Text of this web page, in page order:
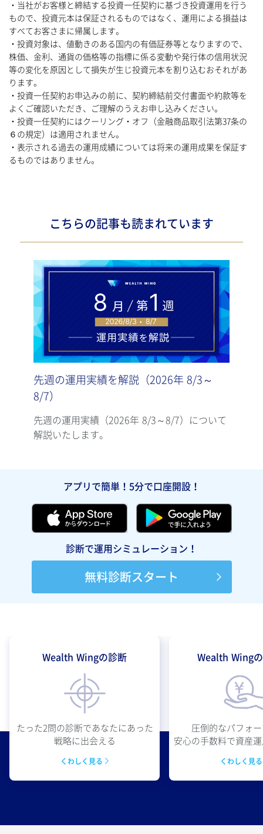
・当社がお客様と締結する投資一任契約に基づき投資運用を行う
もので、投資元本は保証されるものではなく、運用による損益は
すべてお客さまに帰属します。
・投資対象は、値動きのある国内の有価証券等となりますので、
株価、金利、通貨の価格等の指標に係る変動や発行体の信用状況
等の変化を原因として損失が生じ投資元本を割り込むおそれがあ
ります。
・投資一任契約お申込みの前に、契約締結前交付書面や約款等を
よくご確認いただき、ご理解のうえお申し込みください。
・投資一任契約にはクーリング・オフ（金融商品取引法第37条の
６の規定）は適用されません。
・表示される過去の運用成績については将来の運用成果を保証す
るものではありません。
こちらの記事も読まれています
先週の運用実績を解説（2026年 8/3～
8/7）
先週の運用実績（2026年 8/3～8/7）について
解説いたします。
アプリで簡単！5分で口座開設！
診断で運用シミュレーション！
無料診断スタート
Wealth Wingの診断
たった2問の診断であなたにあった
戦略に出会える
くわしく見る
Wealth Wing
圧倒的なパフォ
安心の手数料で資産
くわしく見